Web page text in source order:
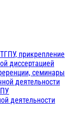
прикрепление
диссертацией
семинары
деятельности
деятельности